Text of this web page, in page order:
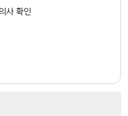
사 확인
대한 동의를 철회하는 경